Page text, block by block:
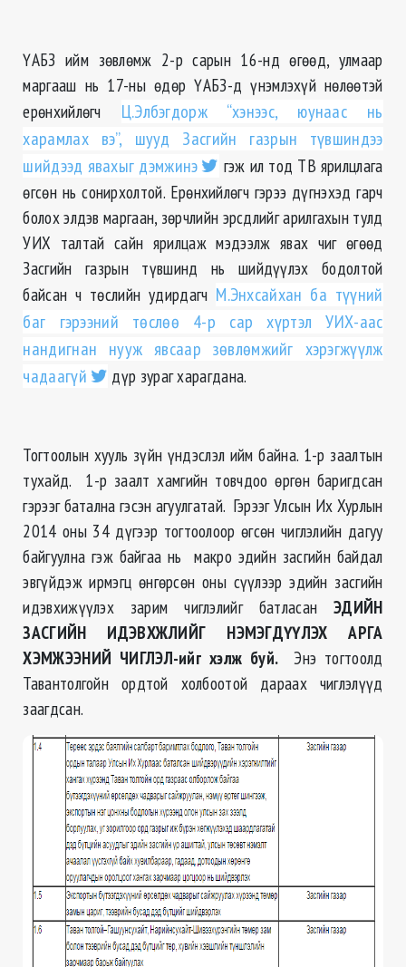
ҮАБЗ ийм зөвлөмж 2-р сарын 16-нд өгөөд, улмаар
маргааш нь 17-ны өдөр ҮАБЗ-д үнэмлэхүй нөлөөтэй
ерөнхийлөгч Ц.Элбэгдорж “хэнээс, юунаас нь
харамлах вэ”, шууд Засгийн газрын түвшиндээ
шийдээд явахыг дэмжинэ
гэж ил тод ТВ ярилцлага
өгсөн нь сонирхолтой. Ерөнхийлөгч гэрээ дүгнэхэд гарч
болох элдэв маргаан, зөрчлийн эрсдлийг арилгахын тулд
УИХ талтай сайн ярилцаж мэдээлж явах чиг өгөөд
Засгийн газрын түвшинд нь шийдүүлэх бодолтой
байсан ч төслийн удирдагч М.Энхсайхан ба түүний
баг гэрээний төслөө 4-р сар хүртэл УИХ-аас
нандигнан нууж явсаар зөвлөмжийг хэрэгжүүлж
чадаагүй
дүр зураг харагдана.
Тогтоолын хууль зүйн үндэслэл ийм байна. 1-р заалтын
тухайд. 1-р заалт хамгийн товчдоо өргөн баригдсан
гэрээг батална гэсэн агуулгатай. Гэрээг Улсын Их Хурлын
2014 оны 34 дүгээр тогтоолоор өгсөн чиглэлийн дагуу
байгуулна гэж байгаа нь макро эдийн засгийн байдал
эвгүйдэж ирмэгц өнгөрсөн оны сүүлээр эдийн засгийн
идэвхижүүлэх зарим чиглэлийг батласанЭДИЙН
ЗАСГИЙН ИДЭВХЖЛИЙГ НЭМЭГДҮҮЛЭХ АРГА
ХЭМЖЭЭНИЙ ЧИГЛЭЛ-ийг хэлж буй.Энэ тогтоолд
Тавантолгойн ордтой холбоотой дараах чиглэлүүд
заагдсан.